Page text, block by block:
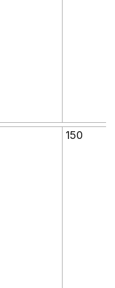
150